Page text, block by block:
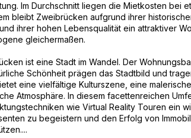
Im Durchschnitt liegen die Mietkosten bei
bleibt Zweibrücken aufgrund ihrer
ihrer hohen Lebensqualität ein attraktiver
gleichermaßen.
ist eine Stadt im Wandel. Der
Schönheit prägen das Stadtbild und
eine vielfältige Kulturszene, eine
Atmosphäre. In diesem facettenreichen
wie Virtual Reality Touren ein
zu begeistern und den Erfolg von